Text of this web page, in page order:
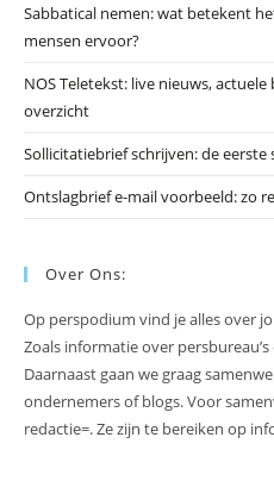
Sabbatical nemen: wat betekent
mensen ervoor?
NOS Teletekst: live nieuws,
overzicht
Sollicitatiebrief schrijven: de eerste
Ontslagbrief e-mail voorbeeld: zo
Over Ons:
Op perspodium vind je alles over
Zoals informatie over
Daarnaast gaan we graag
ondernemers of blogs. Voor
redactie=. Ze zijn te bereiken op